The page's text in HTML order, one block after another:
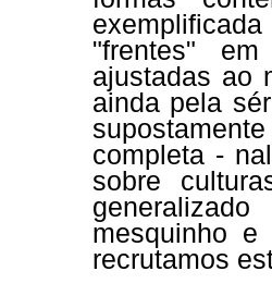
"frentes" em
ajustadas ao
ainda pela
completa -
sobre
mesquinho
recrutamos